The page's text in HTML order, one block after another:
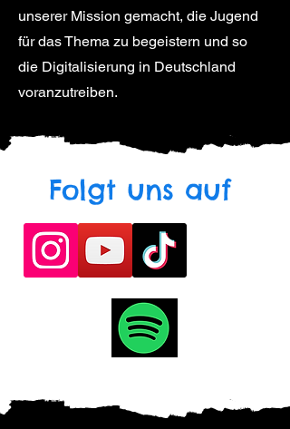
unserer Mission gemacht, die Jugend
für das Thema zu begeistern und so
die Digitalisierung in Deutschland
voranzutreiben.
Folgt uns auf